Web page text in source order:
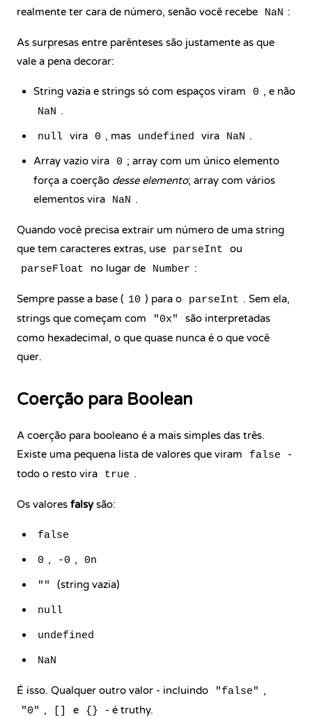
realmente ter cara de número, senão você recebe
NaN :
As surpresas entre parênteses são justamente as que
vale a pena decorar:
String vazia e strings só com espaços viram 0 , e não
NaN .
null vira 0 , mas undefined vira NaN .
Array vazio vira
0 ; array com um único elemento
força a coerção desse elemento; array com vários
elementos vira
NaN .
Quando você precisa extrair um número de uma string
que tem caracteres extras, use
parseInt ou
parseFloat no lugar de Number :
Sempre passe a base ( 10 ) para o parseInt . Sem ela,
strings que começam com
"0x"
são interpretadas
como hexadecimal, o que quase nunca é o que você
quer.
Coerção para Boolean
A coerção para booleano é a mais simples das três.
Existe uma pequena lista de valores que viram
false
-
todo o resto vira
true .
Os valores falsysão:
false
0 , -0 , 0n
"" (string vazia)
null
undefined
NaN
É isso. Qualquer outro valor - incluindo "false" ,
"0" , e {} - é truthy.